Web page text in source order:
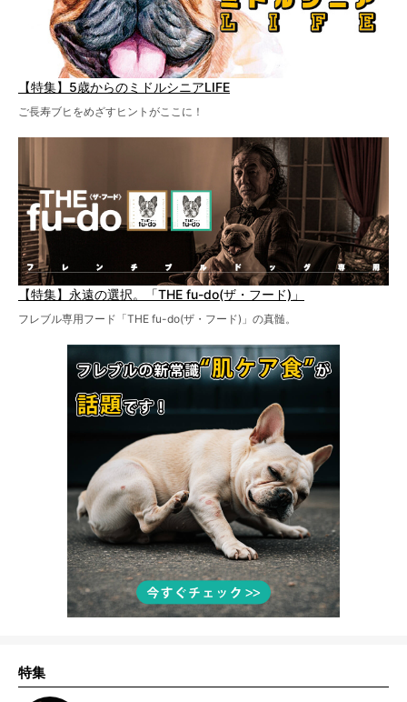
【特集】5歳からのミドルシニアLIFE
ご長寿ブヒをめざすヒントがここに！
【特集】永遠の選択。「THE fu-do(ザ・フード)」
フレブル専用フード「THE fu-do(ザ・フード)」の真髄。
特集